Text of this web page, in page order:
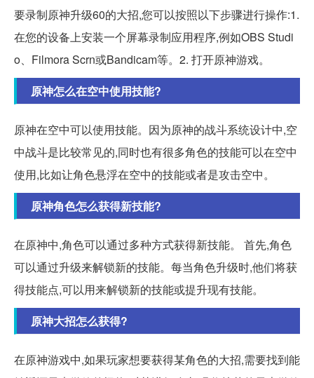
要录制原神升级60的大招,您可以按照以下步骤进行操作:1.
在您的设备上安装一个屏幕录制应用程序,例如OBS Studi
o、Filmora Scrn或Bandicam等。2. 打开原神游戏。
原神怎么在空中使用技能?
原神在空中可以使用技能。因为原神的战斗系统设计中,空
中战斗是比较常见的,同时也有很多角色的技能可以在空中
使用,比如让角色悬浮在空中的技能或者是攻击空中。
原神角色怎么获得新技能?
在原神中,角色可以通过多种方式获得新技能。 首先,角色
可以通过升级来解锁新的技能。每当角色升级时,他们将获
得技能点,可以用来解锁新的技能或提升现有技能。
原神大招怎么获得?
在原神游戏中,如果玩家想要获得某角色的大招,需要找到能